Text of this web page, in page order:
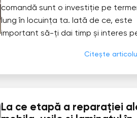
comandă sunt o investiție pe
lung în locuința ta. Iată de ce, este
important să-ți dai timp și interes
Citește articolul
La ce etapă a reparației